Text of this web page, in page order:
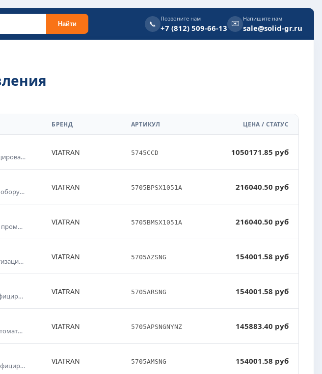
Найти 📞
Позвоните нам
+7 (812) 509-66-13
✉️ Напишите нам
sale@solid-gr.ru
БРЕНД АРТИКУЛ ЦЕНА / СТАТУС
Компонент 5745CCD от VIATRAN — сертифицированное изделие для промышленного применения. Высокие технические характеристики, устойчивость к внешним воздействиям, надежность в эксплуатации. Применяется в автоматизированных системах, электротехнических установках, измерительных приборах. Соответствует требованиям промышленной безопасности.
VIATRAN 5745CCD 1050171.85 руб
5705BPSX1051A от VIATRAN — качественное оборудование для промышленных систем и технологических процессов. Надежная работа в широком диапазоне условий, простота интеграции, совместимость со стандартным оборудованием. Применяется в производственной автоматике, системах мониторинга и управления. Гарантия производителя, техническая поддержка.
VIATRAN 5705BPSX1051A 216040.50 руб
5705BMSX1051A (VIATRAN) — оборудование промышленного класса с гарантией качества от производителя. Надежная конструкция, продолжительный срок службы, соответствие международным стандартам качества и безопасности. Используется в промышленной автоматике, системах диспетчеризации, производственном оборудовании. Оригинальная продукция от официального поставщика с полной технической поддержкой.
VIATRAN 5705BMSX1051A 216040.50 руб
5705AZSNG — изделие VIATRAN для автоматизации и промышленной электроники. Качественное исполнение, стабильные параметры, долговечность. Используется в системах управления, контрольном оборудовании, промышленных комплексах. Проверено в условиях промышленной эксплуатации, рекомендовано для ответственных применений.
VIATRAN 5705AZSNG 154001.58 руб
Компонент 5705ARSNG от VIATRAN — сертифицированное изделие для промышленного применения. Высокие технические характеристики, устойчивость к внешним воздействиям, надежность в эксплуатации. Применяется в автоматизированных системах, электротехнических установках, измерительных приборах. Соответствует требованиям промышленной безопасности.
VIATRAN 5705ARSNG 154001.58 руб
5705APSNGNYNZ — изделие VIATRAN для автоматизации и промышленной электроники. Качественное исполнение, стабильные параметры, долговечность. Используется в системах управления, контрольном оборудовании, промышленных комплексах. Проверено в условиях промышленной эксплуатации, рекомендовано для ответственных применений.
VIATRAN 5705APSNGNYNZ 145883.40 руб
Компонент 5705AMSNG от VIATRAN — сертифицированное изделие для промышленного применения. Высокие технические характеристики, устойчивость к внешним воздействиям, надежность в эксплуатации. Применяется в автоматизированных системах, электротехнических установках, измерительных приборах. Соответствует требованиям промышленной безопасности.
VIATRAN 5705AMSNG 154001.58 руб